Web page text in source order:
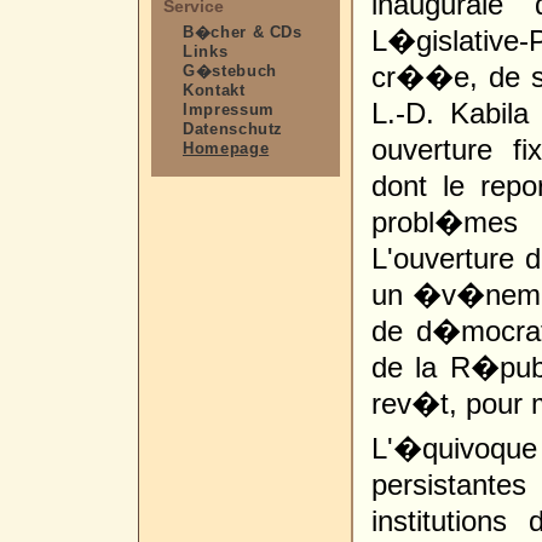
Service
B�cher & CDs
Links
G�stebuch
Kontakt
Impressum
Datenschutz
Homepage
cr��e, de
L.-D.
ouverture
dont le
probl�mes
L'ouverture
un
de
de la
rev�t, pour